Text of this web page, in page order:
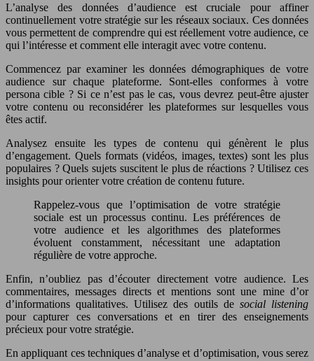
L’analyse des données d’audience est cruciale pour affiner
continuellement votre stratégie sur les réseaux sociaux. Ces données
vous permettent de comprendre qui est réellement votre audience, ce
qui l’intéresse et comment elle interagit avec votre contenu.
Commencez par examiner les données démographiques de votre
audience sur chaque plateforme. Sont-elles conformes à votre
persona cible ? Si ce n’est pas le cas, vous devrez peut-être ajuster
votre contenu ou reconsidérer les plateformes sur lesquelles vous
êtes actif.
Analysez ensuite les types de contenu qui génèrent le plus
d’engagement. Quels formats (vidéos, images, textes) sont les plus
populaires ? Quels sujets suscitent le plus de réactions ? Utilisez ces
insights pour orienter votre création de contenu future.
Rappelez-vous que l’optimisation de votre stratégie
sociale est un processus continu. Les préférences de
votre audience et les algorithmes des plateformes
évoluent constamment, nécessitant une adaptation
régulière de votre approche.
Enfin, n’oubliez pas d’écouter directement votre audience. Les
commentaires, messages directs et mentions sont une mine d’or
d’informations qualitatives. Utilisez des outils de social listening
pour capturer ces conversations et en tirer des enseignements
précieux pour votre stratégie.
En appliquant ces techniques d’analyse et d’optimisation, vous serez